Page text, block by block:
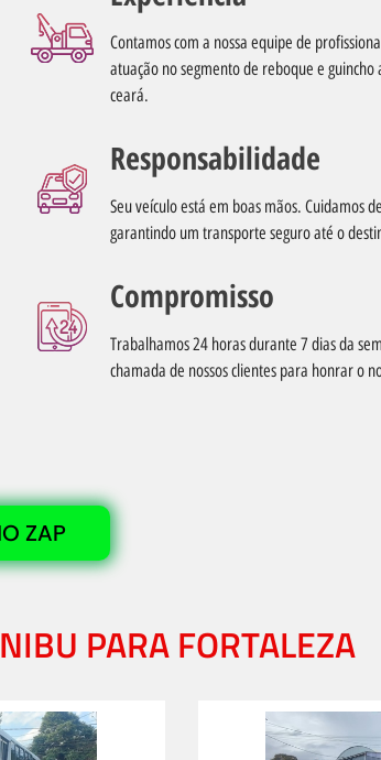
Contamos com a nossa equipe de
atuação no segmento de reboque e
ceará.
Responsabilidade
Seu veículo está em boas mãos. Cuidamos
garantindo um transporte seguro até o
Compromisso
Trabalhamos 24 horas durante 7 dias da
chamada de nossos clientes para honrar o
ZAP
PARA FORTALEZA